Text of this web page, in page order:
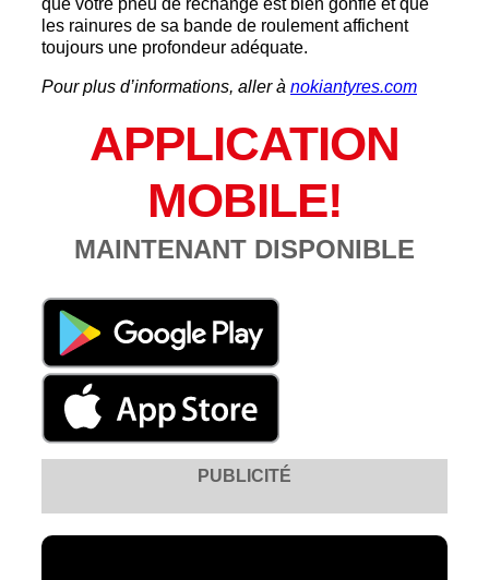
que votre pneu de rechange est bien gonflé et que
les rainures de sa bande de roulement affichent
toujours une profondeur adéquate.
Pour plus d’informations, aller à nokiantyres.com
APPLICATION
MOBILE!
MAINTENANT DISPONIBLE
PUBLICITÉ